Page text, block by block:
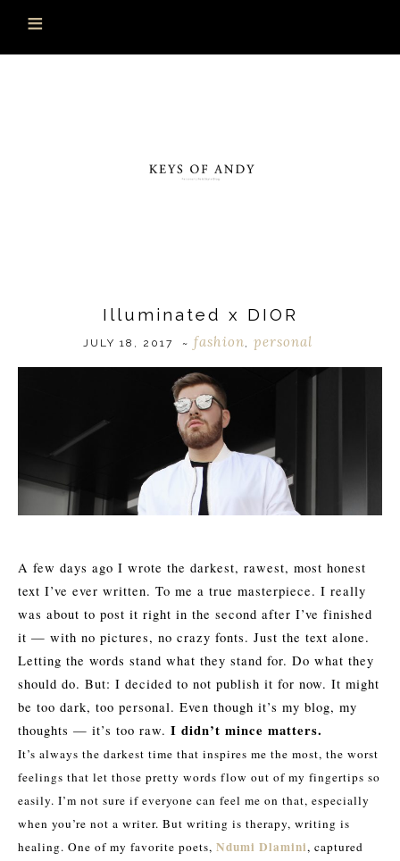
Illuminated x DIOR
JULY 18, 2017 ~ fashion personal
A few days ago I wrote the darkest, rawest, most honest
text I’ve ever written. To me a true masterpiece. I really
was about to post it right in the second after I’ve finished
it — with no pictures, no crazy fonts. Just the text alone.
Letting the words stand what they stand for. Do what they
should do. But: I decided to not publish it for now. It might
be too dark, too personal. Even though it’s my blog, my
thoughts — it’s too raw. I didn’t mince matters.
It’s always the darkest time that inspires me the most, the worst
feelings that let those pretty words flow out of my fingertips so
easily. I’m not sure if everyone can feel me on that, especially
when you’re not a writer. But writing is therapy, writing is
healing. One of my favorite poets, Ndumi Dlamini, captured